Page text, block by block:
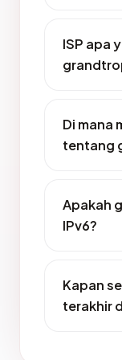
ISP apa
Di mana
tentang
Apakah
IPv6?
Kapan
terakhir